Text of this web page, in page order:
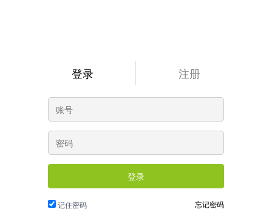
登录 注册
登录
记住密码 忘记密码